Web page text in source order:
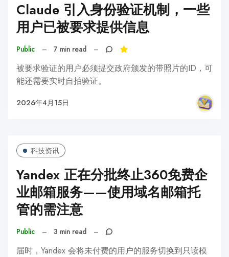
Claude 引入身份验证机制，一些
用户已被要求提供信息
Public – 7 min read –
被要求验证的用户必须提交政府颁发的带照片的ID，可
能还需要实时自拍验证。
2026年4月15日
科技资讯
Yandex 正在分批终止360免费企
业邮箱服务——使用域名邮箱托
管的需注意
Public – 3 min read –
届时，Yandex 会将未付费的用户的服务切换到只读模